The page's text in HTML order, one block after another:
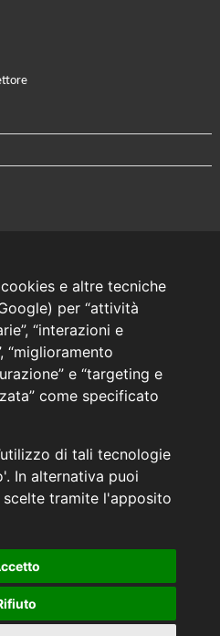
e altre tecniche
per “attività
“interazioni e
“miglioramento
e “targeting e
come specificato
di tali tecnologie
In alternativa puoi
tramite l'apposito
AUTO
32-34 - CAP 70132 | P.I. 05126720720
| 216.73.216.223
79 DEL REG. IVASS n° 40/2018
alle tecnologie di tracciamento.